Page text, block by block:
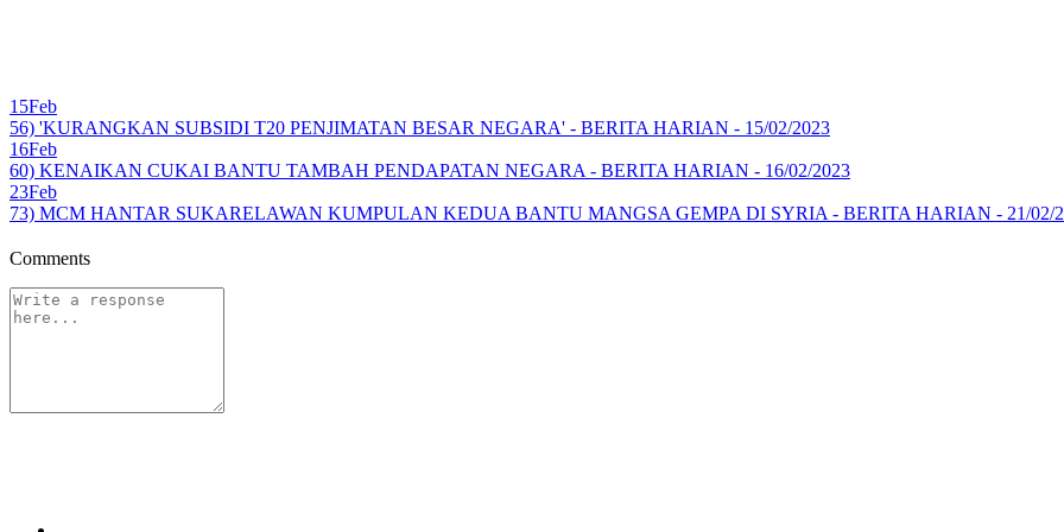
15Feb
56) 'KURANGKAN SUBSIDI T20 PENJIMATAN BESAR NEGARA' - BERITA HARIAN - 15/02/2023
16Feb
60) KENAIKAN CUKAI BANTU TAMBAH PENDAPATAN NEGARA - BERITA HARIAN - 16/02/2023
23Feb
73) MCM HANTAR SUKARELAWAN KUMPULAN KEDUA BANTU MANGSA GEMPA DI SYRIA - BERITA HARIAN - 21/02/
Comments